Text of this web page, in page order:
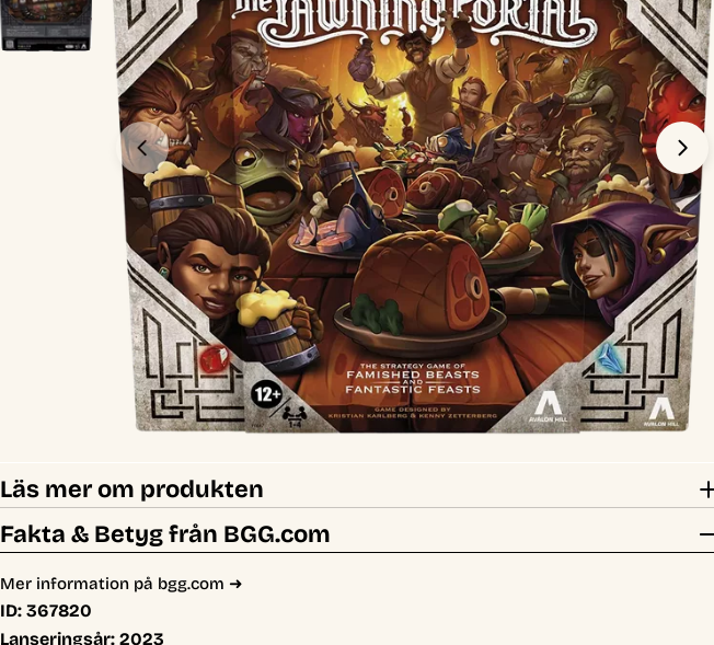
Öppna media 0 i modal
Läs mer om produkten
Fakta & Betyg från BGG.com
Mer information på bgg.com ➜
ID: 367820
Lanseringsår: 2023